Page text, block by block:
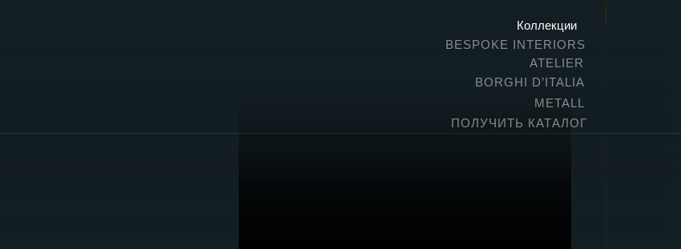
Коллекции
ATELIER
BESPOKE INTERIORS
BORGHI D’ITALIA
METALL
ПОЛУЧИТЬ КАТАЛОГ